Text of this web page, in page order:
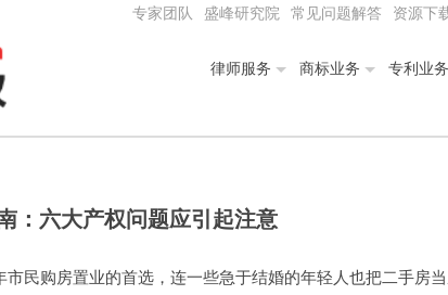
专家团队 盛峰研究院 常见问题解答 资源下
律师服务 商标业务 专利业务
：六大产权问题应引起注意
民购房置业的首选，连一些急于结婚的年轻人也把二手房